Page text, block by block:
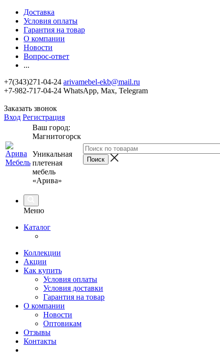
Доставка
Условия оплаты
Гарантия на товар
О компании
Новости
Вопрос-ответ
...
+7(343)271-04-24 arivamebel-ekb@mail.ru
+7-982-717-04-24 WhatsApp, Max, Telegram
Заказать звонок
Вход Регистрация
Ваш город:
Магнитогорск
Уникальная
плетеная
мебель
«Арива»
Меню
Каталог
Коллекции
Акции
Как купить
Условия оплаты
Условия доставки
Гарантия на товар
О компании
Новости
Оптовикам
Отзывы
Контакты